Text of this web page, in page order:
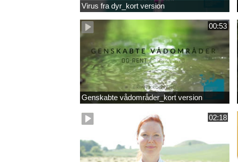
Virus fra dyr_kort version
00:53
Genskabte vådområder_kort version
02:18